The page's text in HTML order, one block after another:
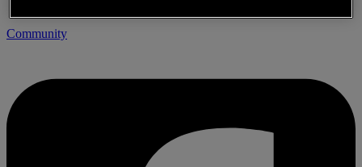
Community